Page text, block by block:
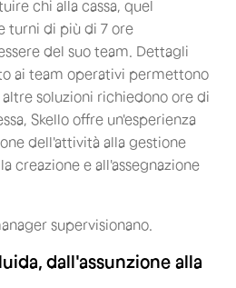
chi alla cassa, quel
turni di più di 7 ore
del suo team. Dettagli
ai team operativi permettono
soluzioni richiedono ore di
Skello offre un'esperienza
dell'attività alla gestione
creazione e all'assegnazione
supervisionano.
dall'assunzione alla